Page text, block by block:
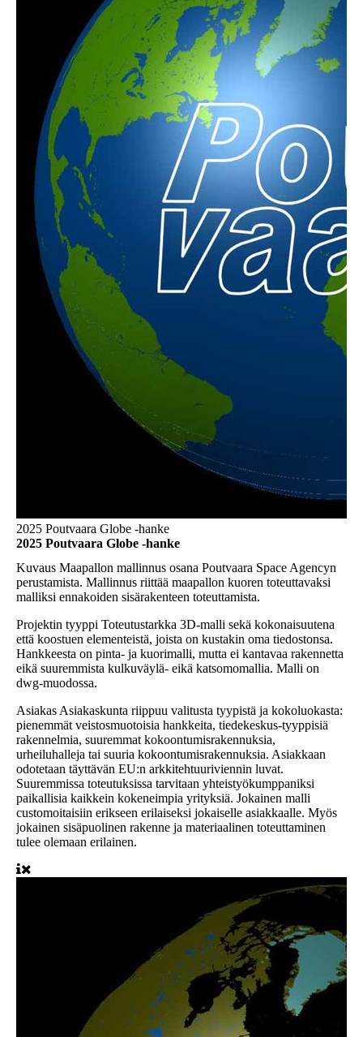
2025 Poutvaara Globe -hanke
2025 Poutvaara Globe -hanke
Kuvaus Maapallon mallinnus osana Poutvaara Space Agencyn
perustamista. Mallinnus riittää maapallon kuoren toteuttavaksi
malliksi ennakoiden sisärakenteen toteuttamista.
Projektin tyyppi Toteutustarkka 3D-malli sekä kokonaisuutena
että koostuen elementeistä, joista on kustakin oma tiedostonsa.
Hankkeesta on pinta- ja kuorimalli, mutta ei kantavaa rakennetta
eikä suuremmista kulkuväylä- eikä katsomomallia. Malli on
dwg-muodossa.
Asiakas Asiakaskunta riippuu valitusta tyypistä ja kokoluokasta:
pienemmät veistosmuotoisia hankkeita, tiedekeskus-tyyppisiä
rakennelmia, suuremmat kokoontumisrakennuksia,
urheiluhalleja tai suuria kokoontumisrakennuksia. Asiakkaan
odotetaan täyttävän EU:n arkkitehtuuriviennin luvat.
Suuremmissa toteutuksissa tarvitaan yhteistyökumppaniksi
paikallisia kaikkein kokeneimpia yrityksiä. Jokainen malli
customoitaisiin erikseen erilaiseksi jokaiselle asiakkaalle. Myös
jokainen sisäpuolinen rakenne ja materiaalinen toteuttaminen
tulee olemaan erilainen.